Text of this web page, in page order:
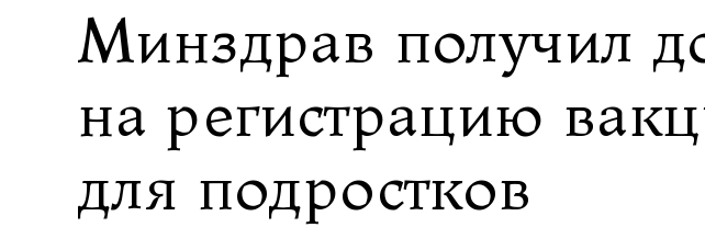
Минздрав получил
на регистрацию
для подростков